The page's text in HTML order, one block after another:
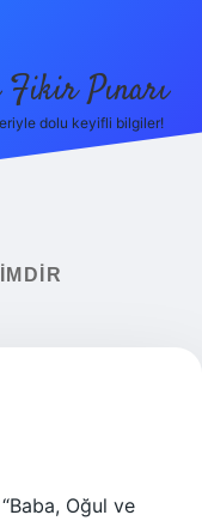
Pınarı
dolu keyifli bilgiler!
Oğul ve